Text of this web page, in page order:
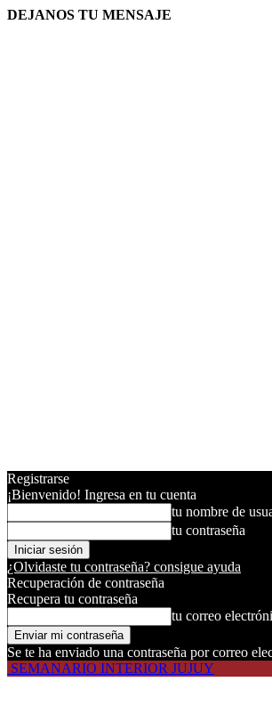
DEJANOS TU MENSAJE
Registrarse
¡Bienvenido! Ingresa en tu cuenta
tu nombre de
tu contraseña
¿Olvidaste tu contraseña? consigue ayuda
Recuperación de contraseña
Recupera tu contraseña
tu correo
Se te ha enviado una contraseña por correo
SEMANARIO INTERIOR JUJUY